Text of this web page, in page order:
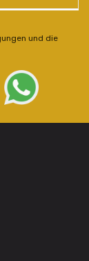
und die